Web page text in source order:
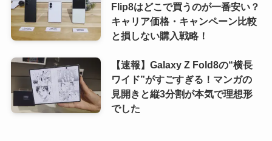
Flip8はどこで買うのが一番安い？
キャリア価格・キャンペーン比較
と損しない購入戦略！
【速報】Galaxy Z Fold8の“横長
ワイド”がすごすぎる！マンガの
見開きと縦3分割が本気で理想形
でした